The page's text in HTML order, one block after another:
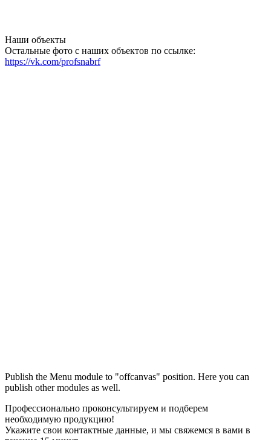
Наши объекты
Остальные фото с наших объектов по ссылке:
https://vk.com/profsnabrf
Publish the Menu module to "offcanvas" position. Here you can
publish other modules as well.
М ● консультант ПРОФСНАБ
Профессионально проконсультируем и подберем
необходимую продукцию!
Укажите свои контактные данные, и мы свяжемся в вами в